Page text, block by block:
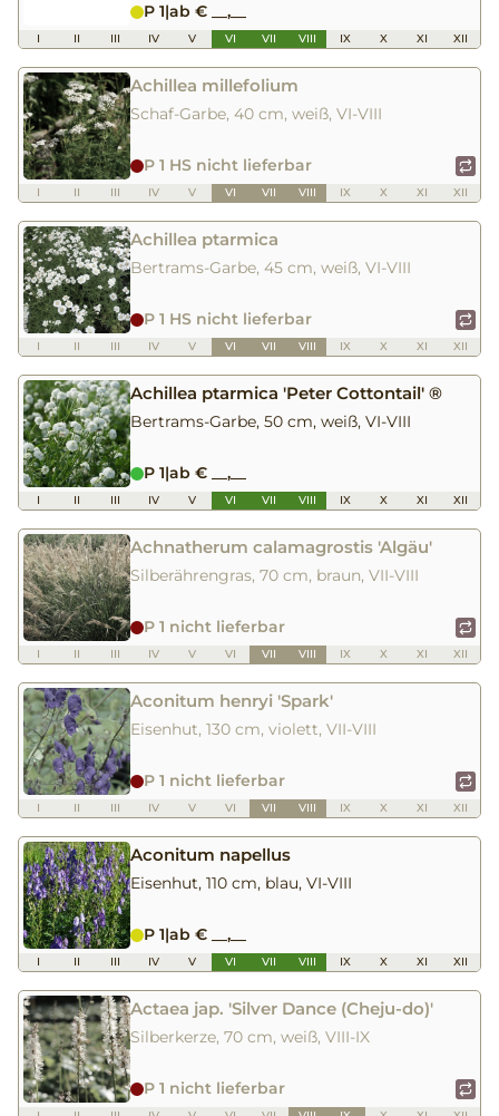
P 1|ab € __,__
I II III IV V VI VII VIII IX X XI XII
Achillea millefolium
Schaf-Garbe, 40 cm, weiß, VI-VIII
P 1 HS nicht lieferbar
I II III IV V VI VII VIII IX X XI XII
Achillea ptarmica
Bertrams-Garbe, 45 cm, weiß, VI-VIII
P 1 HS nicht lieferbar
I II III IV V VI VII VIII IX X XI XII
Achillea ptarmica 'Peter Cottontail' ®
Bertrams-Garbe, 50 cm, weiß, VI-VIII
P 1|ab € __,__
I II III IV V VI VII VIII IX X XI XII
Achnatherum calamagrostis 'Algäu'
Silberährengras, 70 cm, braun, VII-VIII
P 1 nicht lieferbar
I II III IV V VI VII VIII IX X XI XII
Aconitum henryi 'Spark'
Eisenhut, 130 cm, violett, VII-VIII
P 1 nicht lieferbar
I II III IV V VI VII VIII IX X XI XII
Aconitum napellus
Eisenhut, 110 cm, blau, VI-VIII
P 1|ab € __,__
I II III IV V VI VII VIII IX X XI XII
Actaea jap. 'Silver Dance (Cheju-do)'
Silberkerze, 70 cm, weiß, VIII-IX
P 1 nicht lieferbar